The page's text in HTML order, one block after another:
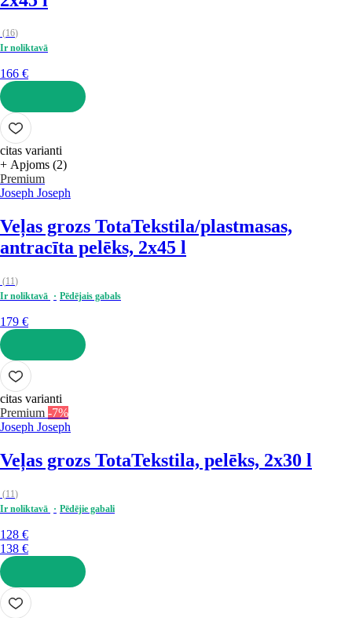
(16)
Ir noliktavā
166 €
LIKT GROZĀ
citas varianti
+ Apjoms (2)
Premium
Joseph Joseph
Veļas grozs TotaTekstila/plastmasas,
antracīta pelēks, 2x45 l
(11)
Ir noliktavā
Pēdējais gabals
179 €
LIKT GROZĀ
citas varianti
Premium -7%
Joseph Joseph
Veļas grozs TotaTekstila, pelēks, 2x30 l
(11)
Ir noliktavā
Pēdējie gabali
128 €
138 €
LIKT GROZĀ